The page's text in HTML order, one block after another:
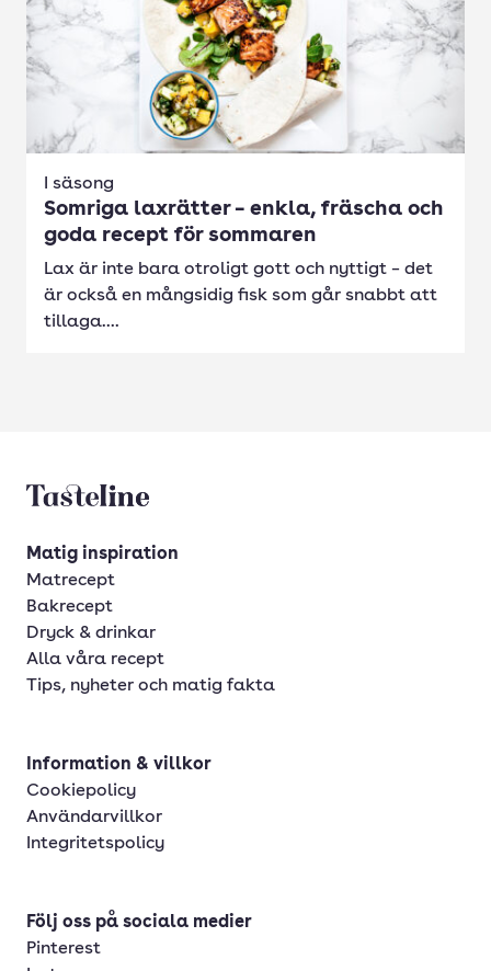
I säsong
Somriga laxrätter – enkla, fräscha och
goda recept för sommaren
Lax är inte bara otroligt gott och nyttigt – det
är också en mångsidig fisk som går snabbt att
tillaga....
Tasteline startsida
Matig inspiration
Matrecept
Bakrecept
Dryck & drinkar
Alla våra recept
Tips, nyheter och matig fakta
Information & villkor
Cookiepolicy
Användarvillkor
Integritetspolicy
Följ oss på sociala medier
Pinterest